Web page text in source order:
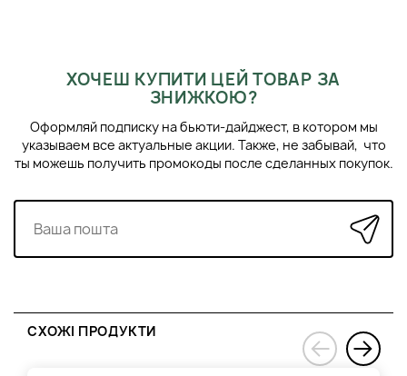
ХОЧЕШ КУПИТИ ЦЕЙ ТОВАР ЗА
ЗНИЖКОЮ?
Оформляй подписку на бьюти-дайджест, в котором мы
указываем все актуальные акции. Также, не забывай, что
ты можешь получить промокоды после сделанных покупок.
СХОЖІ ПРОДУКТИ
‹
›